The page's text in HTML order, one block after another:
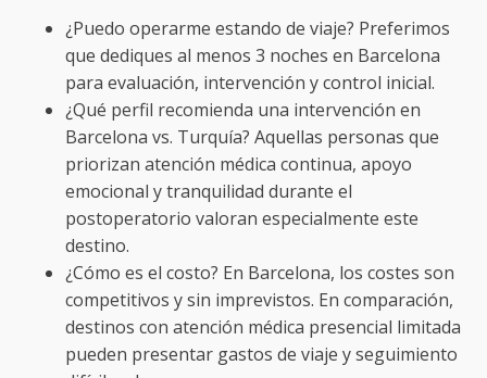
¿Puedo operarme estando de viaje? Preferimos
que dediques al menos 3 noches en Barcelona
para evaluación, intervención y control inicial.
¿Qué perfil recomienda una intervención en
Barcelona vs. Turquía? Aquellas personas que
priorizan atención médica continua, apoyo
emocional y tranquilidad durante el
postoperatorio valoran especialmente este
destino.
¿Cómo es el costo? En Barcelona, los costes son
competitivos y sin imprevistos. En comparación,
destinos con atención médica presencial limitada
pueden presentar gastos de viaje y seguimiento